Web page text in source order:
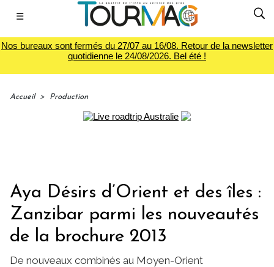
☰
Nos bureaux sont fermés du 27/07 au 16/08. Retour de la newsletter
quotidienne le 24/08/2026. Bel été !
Accueil > Production
Aya Désirs d’Orient et des îles :
Zanzibar parmi les nouveautés
de la brochure 2013
De nouveaux combinés au Moyen-Orient